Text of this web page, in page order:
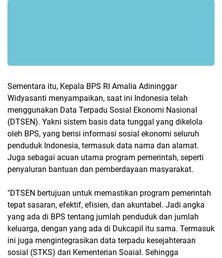
Sementara itu, Kepala BPS RI Amalia Adininggar
Widyasanti menyampaikan, saat ini Indonesia telah
menggunakan Data Terpadu Sosial Ekonomi Nasional
(DTSEN). Yakni sistem basis data tunggal yang dikelola
oleh BPS, yang berisi informasi sosial ekonomi seluruh
penduduk Indonesia, termasuk data nama dan alamat.
Juga sebagai acuan utama program pemerintah, seperti
penyaluran bantuan dan pemberdayaan masyarakat.
"DTSEN bertujuan untuk memastikan program pemerintah
tepat sasaran, efektif, efisien, dan akuntabel. Jadi angka
yang ada di BPS tentang jumlah penduduk dan jumlah
keluarga, dengan yang ada di Dukcapil itu sama. Termasuk
ini juga mengintegrasikan data terpadu kesejahteraan
sosial (STKS) dari Kementerian Soaial. Sehingga